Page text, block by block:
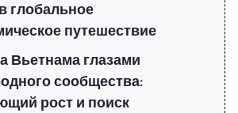
глобальное
путешествие
Вьетнама глазами
сообщества:
рост и поиск